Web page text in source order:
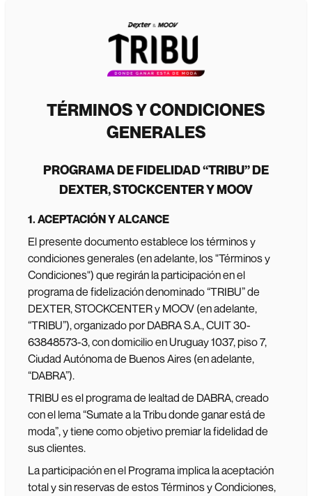
TÉRMINOS Y CONDICIONES
GENERALES
PROGRAMA DE FIDELIDAD “TRIBU” DE
DEXTER, STOCKCENTER Y MOOV
1. ACEPTACIÓN Y ALCANCE
El presente documento establece los términos y
condiciones generales (en adelante, los "Términos y
Condiciones") que regirán la participación en el
programa de fidelización denominado “TRIBU” de
DEXTER, STOCKCENTER y MOOV (en adelante,
“TRIBU”), organizado por DABRA S.A., CUIT 30-
63848573-3, con domicilio en Uruguay 1037, piso 7,
Ciudad Autónoma de Buenos Aires (en adelante,
“DABRA”).
TRIBU es el programa de lealtad de DABRA, creado
con el lema “Sumate a la Tribu donde ganar está de
moda”, y tiene como objetivo premiar la fidelidad de
sus clientes.
La participación en el Programa implica la aceptación
total y sin reservas de estos Términos y Condiciones,